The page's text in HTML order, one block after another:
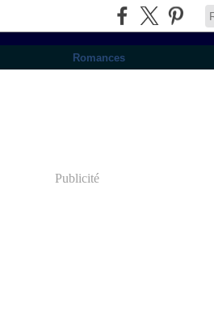
Romances
Publicité